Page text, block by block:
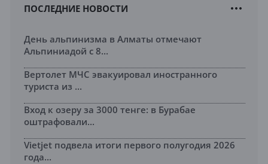
ПОСЛЕДНИЕ НОВОСТИ
День альпинизма в Алматы отмечают
Альпиниадой с 8...
Вертолет МЧС эвакуировал иностранного
туриста из ...
Вход к озеру за 3000 тенге: в Бурабае
оштрафовали...
Vietjet подвела итоги первого полугодия 2026
года...